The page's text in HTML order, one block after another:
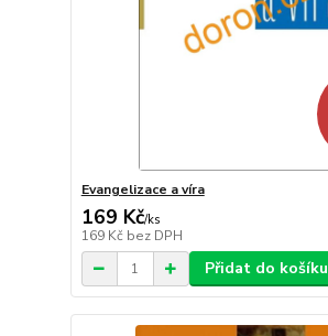
Evangelizace a víra
169 Kč/ks
169 Kč bez DPH
Přidat do košíku